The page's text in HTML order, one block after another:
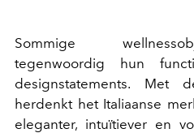
Sommige
tegenwoordig hun
designstatements. Met
herdenkt het Italiaanse
eleganter, intuïtiever en